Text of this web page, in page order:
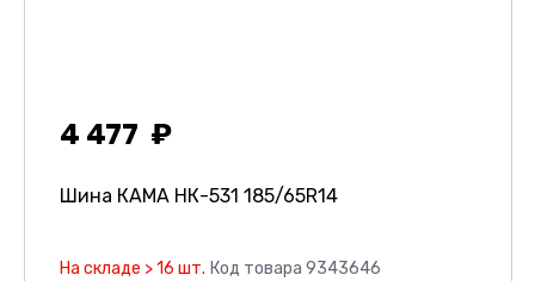
4 477
Шина КАМА НК-531 185/65R14
На складе > 16 шт. Код товара 9343646